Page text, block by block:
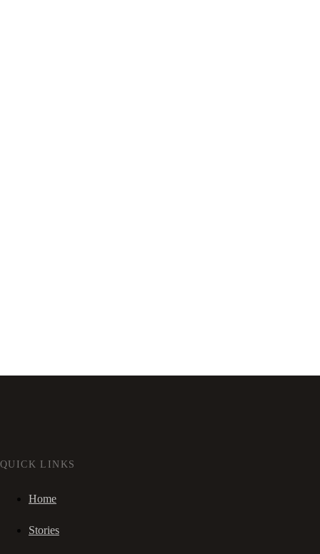
QUICK LINKS
Home
Stories